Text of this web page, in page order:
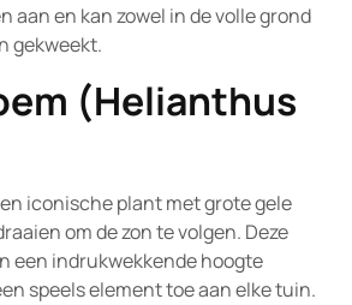
aan en kan zowel in de volle grond
gekweekt.
(Helianthus
iconische plant met grote gele
om de zon te volgen. Deze
een indrukwekkende hoogte
speels element toe aan elke tuin.